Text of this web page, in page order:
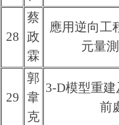
28
蔡
政
霖
應用逆向工
元量
29
郭
韋
克
3-D模型重
前